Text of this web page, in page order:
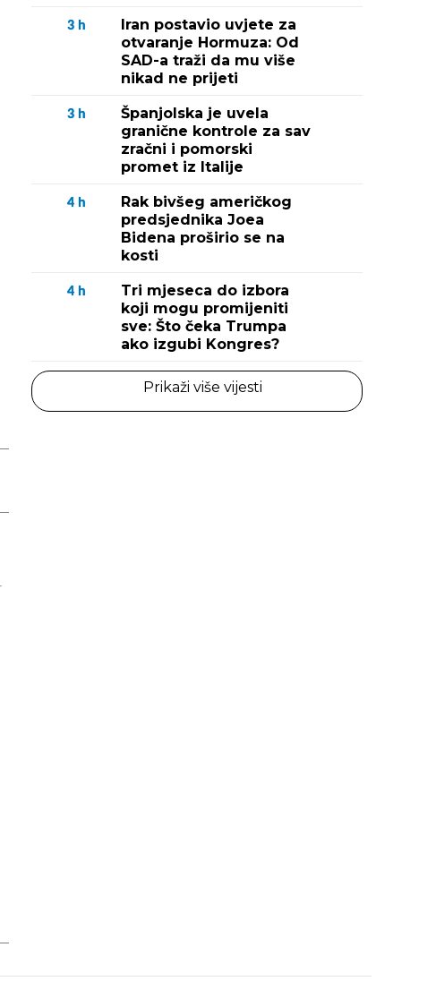
3 h
Iran postavio uvjete za
otvaranje Hormuza: Od
SAD-a traži da mu više
nikad ne prijeti
3 h
Španjolska je uvela
granične kontrole za sav
zračni i pomorski
promet iz Italije
4 h
Rak bivšeg američkog
predsjednika Joea
Bidena proširio se na
kosti
4 h
Tri mjeseca do izbora
koji mogu promijeniti
sve: Što čeka Trumpa
ako izgubi Kongres?
Prikaži više vijesti